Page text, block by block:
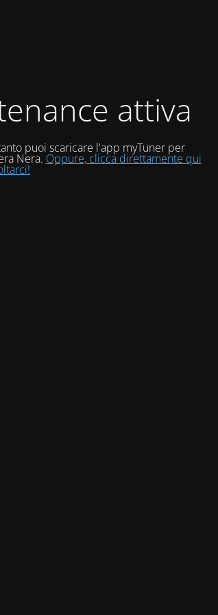
attiva
puoi scaricare l'app myTuner per
Nera. Oppure, clicca direttamente qui